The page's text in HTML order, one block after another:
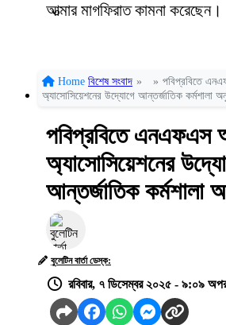
আত্মার মাগফিরাত কামনা করেছেন।
Home বিশেষ সংবাদ » » পবিপ্রবিতে
অ্যাসোসিয়েশনের উদ্যোগে আন্তর্জাতিক কর্মশালা
পবিপ্রবিতে এনএফএস
অ্যাসোসিয়েশনের
আন্তর্জাতিক কর্মশালা
বুলেটিন বার্তা ডেস্ক:
রবিবার, ৭ ডিসেম্বর ২০২৫ - ৯:০৯